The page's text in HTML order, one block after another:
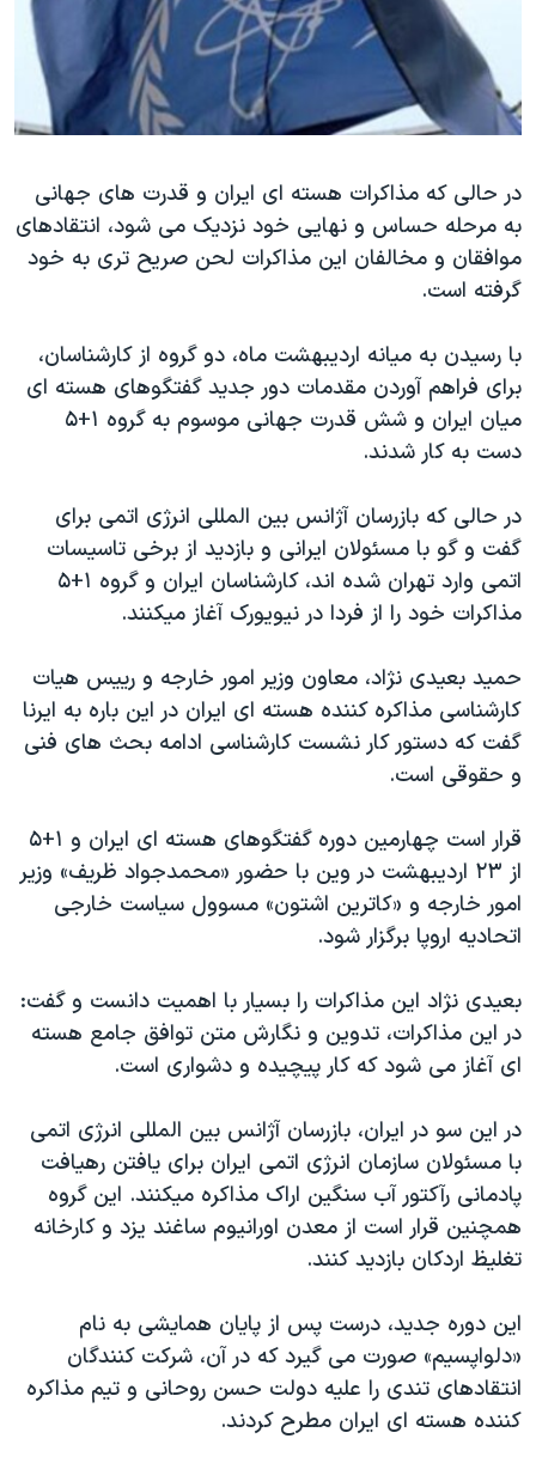
فرهنگ و زندگی
حقوق شهروندی
اسرائیل در جنگ
گالری عکس
آرشیو پخش زنده
مستندها
انتخابات ریاست جمهوری آمریکا ۲۰۲۴
حمله جمهوری اسلامی به اسرائیل
ورزش زنان در ایران
اعتراضات زن، زندگی، آزادی
مجموعه مستندهای دادخواهی
دادگاه حمید نوری
چهل سال گروگان‌گیری
قانون شفافیت دارائی کادر رهبری ایران
اسرائیل در جنگ
نرگس محمدی برنده جایزه نوبل صلح
همایش محافظه‌کاران آمریکا «سی‌پک»
صفحه‌های ویژه
سفر پرزیدنت ترامپ به چین
دنبال کنید
زبانهای مختلف
در حالی که مذاکرات هسته ای ایران و قدرت های جهانی
به مرحله حساس و نهایی خود نزدیک می شود، انتقادهای
موافقان و مخالفان این مذاکرات لحن صریح تری به خود
گرفته است.
با رسیدن به میانه اردیبهشت ماه، دو گروه از کارشناسان،
برای فراهم آوردن مقدمات دور جدید گفتگوهای هسته ای
میان ایران و شش قدرت جهانی موسوم به گروه ۱+۵
دست به کار شدند.
در حالی که بازرسان آژانس بین المللی انرژی اتمی برای
گفت و گو با مسئولان ایرانی و بازدید از برخی تاسیسات
اتمی وارد تهران شده اند، کارشناسان ایران و گروه ۱+۵
مذاکرات خود را از فردا در نیویورک آغاز میکنند.
حمید بعیدی نژاد، معاون وزیر امور خارجه و رییس هیات
کارشناسی مذاکره کننده هسته ای ایران در این باره به ایرنا
گفت که دستور کار نشست کارشناسی ادامه بحث های فنی
و حقوقی است.
قرار است چهارمین دوره گفتگوهای هسته ای ایران و ۱+۵
از ۲۳ اردیبهشت در وین با حضور «محمدجواد ظریف» وزیر
امور خارجه و «کاترین اشتون» مسوول سیاست خارجی
اتحادیه اروپا برگزار شود.
بعیدی نژاد این مذاکرات را بسیار با اهمیت دانست و گفت:
در این مذاکرات، تدوین و نگارش متن توافق جامع هسته
ای آغاز می شود که کار پیچیده و دشواری است.
در این سو در ایران، بازرسان آژانس بین المللی انرژی اتمی
با مسئولان سازمان انرژی اتمی ایران برای یافتن رهیافت
پادمانی رآکتور آب سنگین اراک مذاکره میکنند. این گروه
همچنین قرار است از معدن اورانیوم ساغند یزد و کارخانه
تغلیظ اردکان بازدید کنند.
این دوره جدید، درست پس از پایان همایشی به نام
«دلواپسیم» صورت می گیرد که در آن، شرکت کنندگان
انتقادهای تندی را علیه دولت حسن روحانی و تیم مذاکره
کننده هسته ای ایران مطرح کردند.